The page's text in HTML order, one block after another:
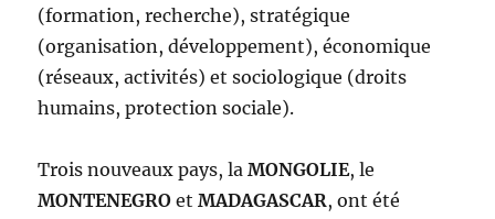
(formation, recherche), stratégique
(organisation, développement), économique
(réseaux, activités) et sociologique (droits
humains, protection sociale).
Trois nouveaux pays, la MONGOLIE, le
MONTENEGRO etMADAGASCAR, ont été